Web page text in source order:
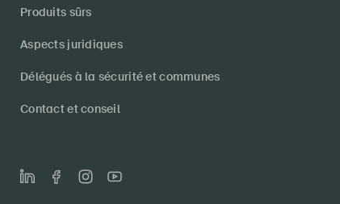
Produits sûrs
Aspects juridiques
Délégués à la sécurité et communes
Contact et conseil